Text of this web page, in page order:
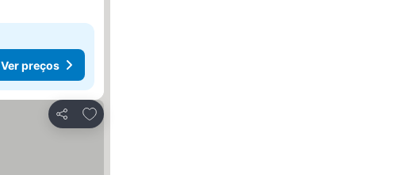
Ver preços
Partilhar
Adicionar aos favoritos